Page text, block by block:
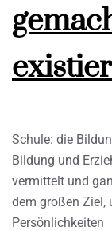
Schule: die
Bildung und
vermittelt und
dem großen Ziel,
Persönlichkeiten